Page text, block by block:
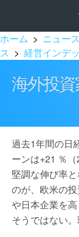
ホーム > ニュー
ス > 経営インデ
海外投
過去1年間の日
ーンは+21 ％
堅調な伸び率
のが、欧米の
や日本企業を
そうではない